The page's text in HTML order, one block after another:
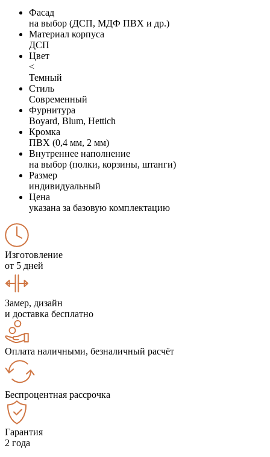
Фасад
на выбор (ДСП, МДФ ПВХ и др.)
Материал корпуса
ДСП
Цвет
<
Темный
Стиль
Современный
Фурнитура
Boyard, Blum, Hettich
Кромка
ПВХ (0,4 мм, 2 мм)
Внутреннее наполнение
на выбор (полки, корзины, штанги)
Размер
индивидуальный
Цена
указана за базовую комплектацию
Изготовление
от 5 дней
Замер, дизайн
и доставка бесплатно
Оплата наличными, безналичный расчёт
Беспроцентная рассрочка
Гарантия
2 года